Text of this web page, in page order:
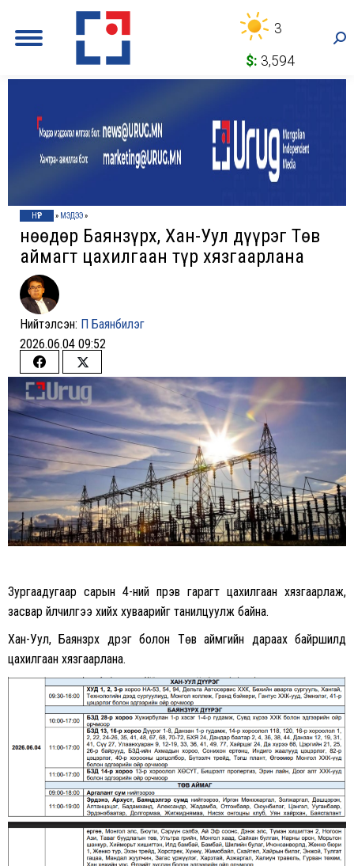
3
$: 3,594
НҮҮР » МЭДЭЭ»
Өнөөдөр Баянзүрх, Хан-Уул дүүрэг Төв
аймагт цахилгаан түр хязгаарлана
Нийтэлсэн: П Баянбилэг
2026.06.04 09:52
Share
on
Facebook
Share
on
Зургаадугаар сарын 4-ний пүрэв гарагт цахилгаан хязгаарлаж,
засвар үйлчилгээ хийх хуваарийг танилцуулж байна.
Хан-Уул, Баянзүрх дүүрэг болон Төв аймгийн дараах байршилд
цахилгаан хязгаарлана.